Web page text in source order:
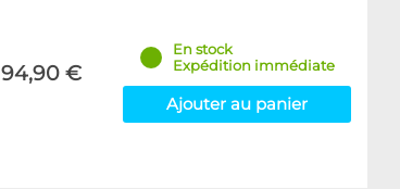
94,90 €
En stock
Expédition immédiate
Ajouter au panier